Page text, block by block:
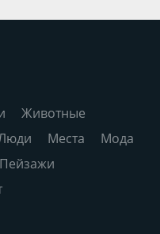
Животные
Места
Мода